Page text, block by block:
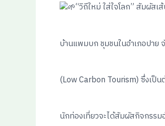
“วิถีใหม่ ใส่ใจโลก” สัมผัสเ
บ้านแพมบก ชุมชนในอำเภอปาย
(Low Carbon Tourism) ซึ่งเป็
นักท่องเที่ยวจะได้สัมผัสกิจกรร